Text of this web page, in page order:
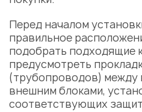
Перед началом
правильное
подобрать подходящие
предусмотреть
(трубопроводов) между
внешним блоками,
соответствующих